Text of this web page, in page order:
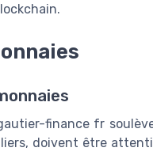
finance fr
doivent être